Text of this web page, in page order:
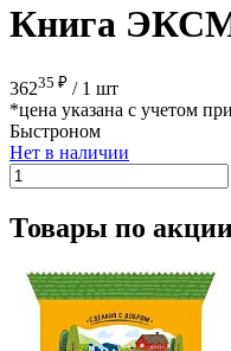
Книга
36235 ₽ / 1 шт
*цена указана с учетом
Быстроном
Нет в наличии
Товары по